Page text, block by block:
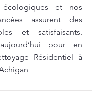
et nos
assurent des
et satisfaisants.
pour en
Résidentiel à